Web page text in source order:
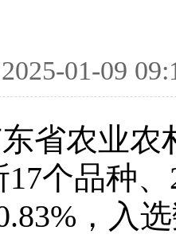
01-09
农业农
个品种
，入